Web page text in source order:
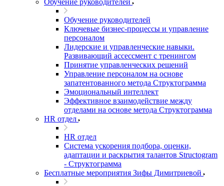
Обучение руководителей
Обучение руководителей
Ключевые бизнес-процессы и управление
персоналом
Лидерские и управленческие навыки.
Развивающий ассессмент с тренингом
Принятие управленческих решений
Управление персоналом на основе
запатентованного метода Структограмма
Эмоциональный интеллект
Эффективное взаимодействие между
отделами на основе метода Структограмма
HR отдел
HR отдел
Система ускорения подбора, оценки,
адаптации и раскрытия талантов Structogram
- Структограмма
Бесплатные мероприятия Зифы Димитриевой